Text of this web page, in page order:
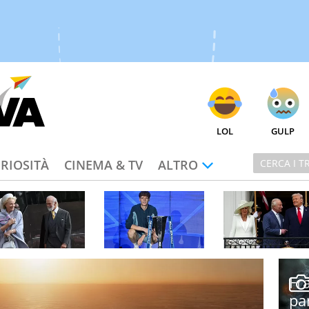
LOL GULP
CINEMA & TV ALTRO
REALE CHE
SINNER PUÒ
DONALD TRUMP HA
FATTO UNA DOLCE
INASPETTATA ...